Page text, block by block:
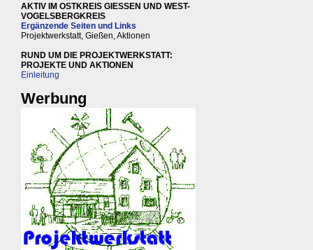
AKTIV IM OSTKREIS GIESSEN UND WEST-
VOGELSBERGKREIS
Ergänzende Seiten und Links
Projektwerkstatt, Gießen, Aktionen
RUND UM DIE PROJEKTWERKSTATT:
PROJEKTE UND AKTIONEN
Einleitung
Werbung